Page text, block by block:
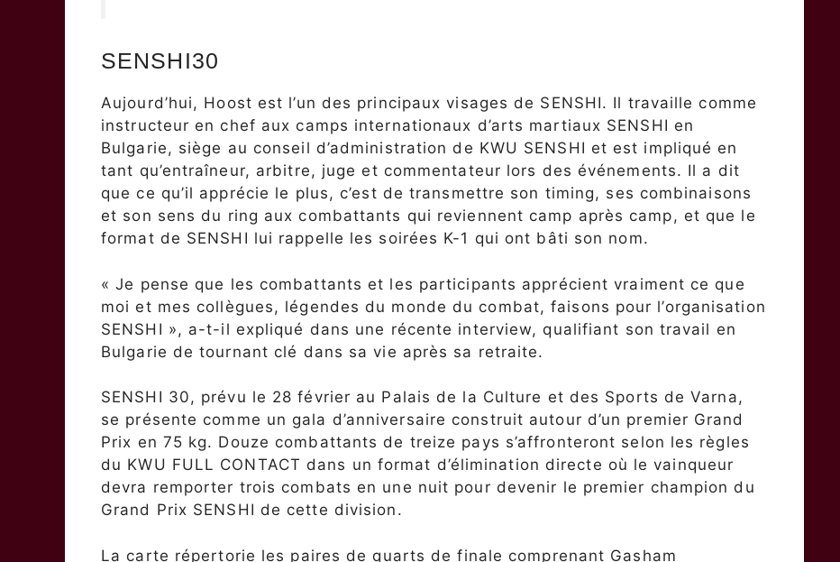
SENSHI30
Aujourd’hui, Hoost est l’un des principaux visages de SENSHI. Il travaille comme
instructeur en chef aux camps internationaux d’arts martiaux SENSHI en
Bulgarie, siège au conseil d’administration de KWU SENSHI et est impliqué en
tant qu’entraîneur, arbitre, juge et commentateur lors des événements. Il a dit
que ce qu’il apprécie le plus, c’est de transmettre son timing, ses combinaisons
et son sens du ring aux combattants qui reviennent camp après camp, et que le
format de SENSHI lui rappelle les soirées K-1 qui ont bâti son nom.
« Je pense que les combattants et les participants apprécient vraiment ce que
moi et mes collègues, légendes du monde du combat, faisons pour l’organisation
SENSHI », a-t-il expliqué dans une récente interview, qualifiant son travail en
Bulgarie de tournant clé dans sa vie après sa retraite.
SENSHI 30, prévu le 28 février au Palais de la Culture et des Sports de Varna,
se présente comme un gala d’anniversaire construit autour d’un premier Grand
Prix en 75 kg. Douze combattants de treize pays s’affronteront selon les règles
du KWU FULL CONTACT dans un format d’élimination directe où le vainqueur
devra remporter trois combats en une nuit pour devenir le premier champion du
Grand Prix SENSHI de cette division.
La carte répertorie les paires de quarts de finale comprenant Gasham